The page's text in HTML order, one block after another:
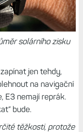
solárního zisku
jen tehdy,
na navigační
E3 nemají reprák.
bude.
těžkosti, protože